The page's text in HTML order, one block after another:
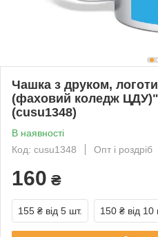
Чашка з друком,
(фаховий коледж
(cusu1348)
В наявності
Код: cusu1348
Опт і роздріб
160 ₴
155 ₴ від 5 шт. 150 ₴ від 10